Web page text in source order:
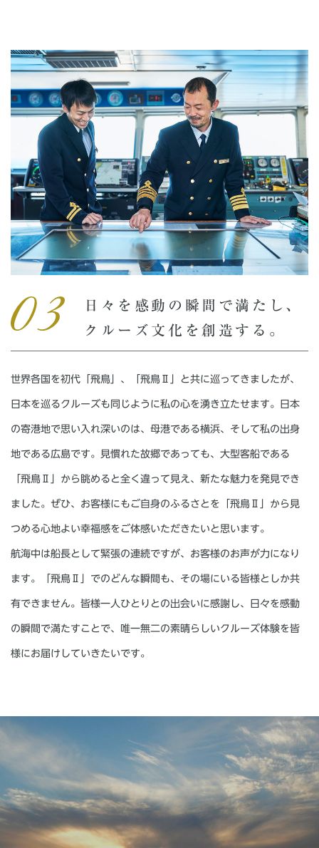
日々を感動の瞬間で満たし、
クルーズ文化を創造する。
世界各国を初代「飛鳥」、「飛鳥Ⅱ」と共に巡ってきましたが、
日本を巡るクルーズも同じように私の心を湧き立たせます。日本
の寄港地で思い入れ深いのは、母港である横浜、そして私の出身
地である広島です。見慣れた故郷であっても、大型客船である
「飛鳥Ⅱ」から眺めると全く違って見え、新たな魅力を発見でき
ました。ぜひ、お客様にもご自身のふるさとを「飛鳥Ⅱ」から見
つめる心地よい幸福感をご体感いただきたいと思います。
航海中は船長として緊張の連続ですが、お客様のお声が力になり
ます。「飛鳥Ⅱ」でのどんな瞬間も、その場にいる皆様としか共
有できません。皆様一人ひとりとの出会いに感謝し、日々を感動
の瞬間で満たすことで、唯一無二の素晴らしいクルーズ体験を皆
様にお届けしていきたいです。